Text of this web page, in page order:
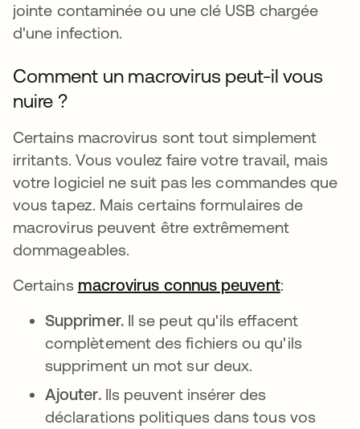
jointe contaminée ou une clé USB chargée
d'une infection.
Comment un macrovirus peut-il vous
nuire ?
Certains macrovirus sont tout simplement
irritants. Vous voulez faire votre travail, mais
votre logiciel ne suit pas les commandes que
vous tapez. Mais certains formulaires de
macrovirus peuvent être extrêmement
dommageables.
Certains macrovirus connus peuvent:
Supprimer. Il se peut qu'ils effacent
complètement des fichiers ou qu'ils
suppriment un mot sur deux.
Ajouter. Ils peuvent insérer des
déclarations politiques dans tous vos